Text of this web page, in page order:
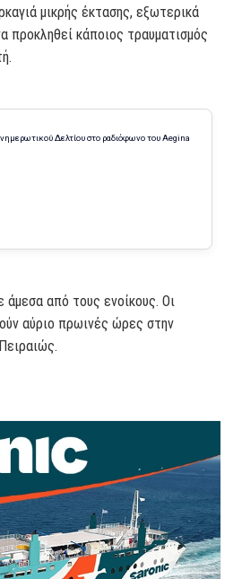
μικρής έκτασης, εξωτερικά
προκληθεί κάποιος τραυματισμός
Δελτίου στο ραδιόφωνο του Aegina
άμεσα από τους ενοίκους. Οι
αύριο πρωινές ώρες στην